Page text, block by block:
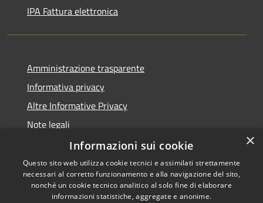
IPA Fattura elettronica
Amministrazione trasparente
Informativa privacy
Altre Informative Privacy
Note legali
Dichiarazione di accessibilità
×
Informazioni sui cookie
Questo sito web utilizza cookie tecnici e assimilati strettamente
necessari al corretto funzionamento e alla navigazione del sito,
nonché un cookie tecnico analitico al solo fine di elaborare
informazioni statistiche, aggregate e anonime.